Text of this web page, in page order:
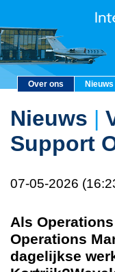
Over ons Nieuws
Nieuws |
Support
07-05-2026
Als
Operations
dagelijkse